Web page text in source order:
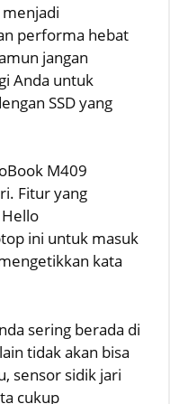
performa hebat
jangan
Anda untuk
SSD yang
M409
Fitur yang
ini untuk masuk
kata
sering berada di
tidak akan bisa
sensor sidik jari
cukup